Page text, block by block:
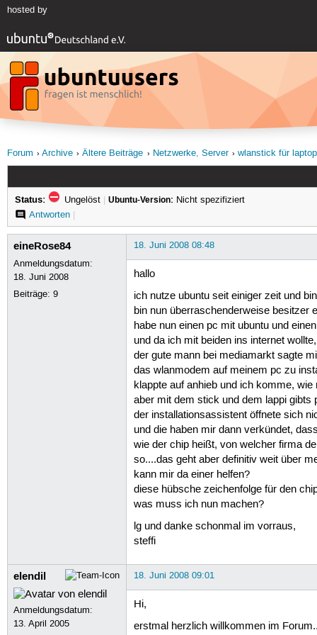
hosted by
Forum Archive Ältere Beiträge Netzwerke, Server wlanstick für laptop
Status: Ungelöst | Ubuntu-Version: Nicht spezifiziert
Antworten|
eineRose84
Anmeldungsdatum:
18. Juni 2008
Beiträge:9
18. Juni 2008 08:48
hallo
ich nutze ubuntu seit einiger zeit und
bin nun überraschenderweise besitzer
habe nun einen pc mit ubuntu und
und da ich mit beiden ins internet
der gute mann bei mediamarkt sagte
das wlanmodem auf meinem pc zu
klappte auf anhieb und ich komme,
aber mit dem stick und dem lappi gibts
der installationsassistent öffnete sich
und die haben mir dann verkündet,
wie der chip heißt, von welcher firma
so....das geht aber definitiv weit über
kann mir da einer helfen?
diese hübsche zeichenfolge für den
was muss ich nun machen?
lg und danke schonmal im vorraus,
steffi
elendil
Anmeldungsdatum:
13. April 2005
18. Juni 2008 09:01
Hi,
erstmal herzlich willkommen im